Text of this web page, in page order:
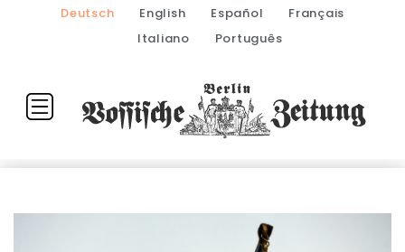
Deutsch English Español
Français
Italiano
Português